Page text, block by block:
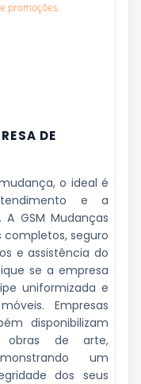
promoções.
DE
o ideal é
e a
GSM Mudanças
seguro
e assistência do
se a empresa
uniformizada e
Empresas
disponibilizam
obras de arte,
um
dos seus